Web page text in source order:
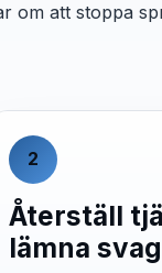
om att stoppa
2
Återställ
lämna